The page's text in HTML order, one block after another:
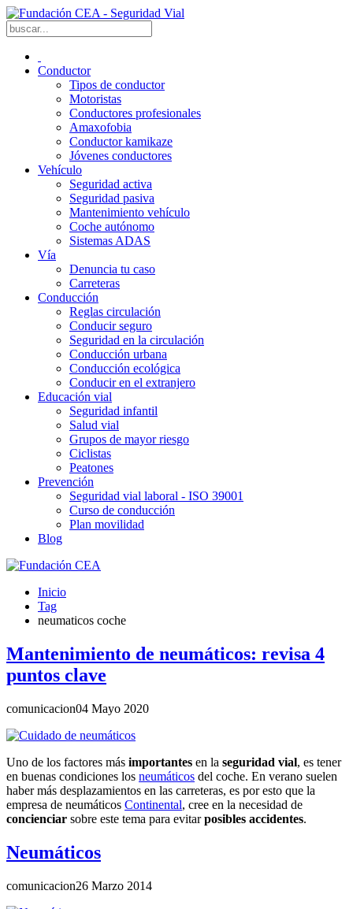
Conductor
Tipos de conductor
Motoristas
Conductores profesionales
Amaxofobia
Conductor kamikaze
Jóvenes conductores
Vehículo
Seguridad activa
Seguridad pasiva
Mantenimiento vehículo
Coche autónomo
Sistemas ADAS
Vía
Denuncia tu caso
Carreteras
Conducción
Reglas circulación
Conducir seguro
Seguridad en la circulación
Conducción urbana
Conducción ecológica
Conducir en el extranjero
Educación vial
Seguridad infantil
Salud vial
Grupos de mayor riesgo
Ciclistas
Peatones
Prevención
Seguridad vial laboral - ISO 39001
Curso de conducción
Plan movilidad
Blog
Inicio
Tag
neumaticos coche
Mantenimiento de neumáticos: revisa 4
puntos clave
comunicacion04 Mayo 2020
Uno de los factores más importantes en la seguridad vial, es tener
en buenas condiciones los neumáticos del coche. En verano suelen
haber más desplazamientos en las carreteras, es por esto que la
empresa de neumáticos Continental, cree en la necesidad de
concienciar sobre este tema para evitarposibles accidentes.
Neumáticos
comunicacion26 Marzo 2014